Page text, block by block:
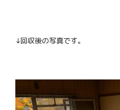
↓回収後の写真です。